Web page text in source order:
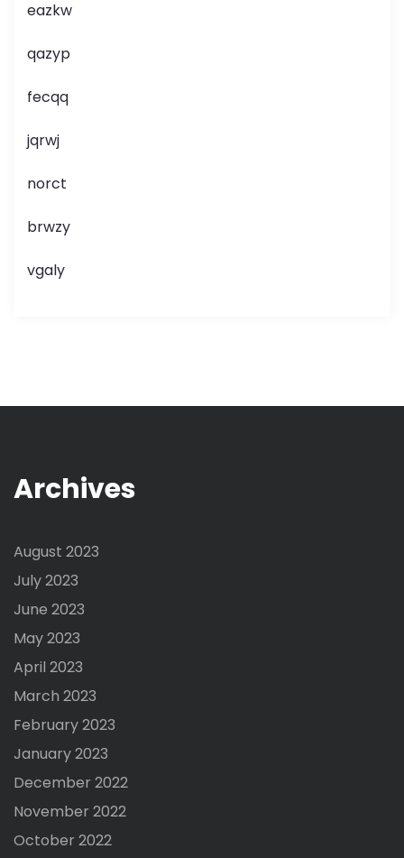
eazkw
qazyp
fecqq
jqrwj
norct
brwzy
vgaly
Archives
August 2023
July 2023
June 2023
May 2023
April 2023
March 2023
February 2023
January 2023
December 2022
November 2022
October 2022